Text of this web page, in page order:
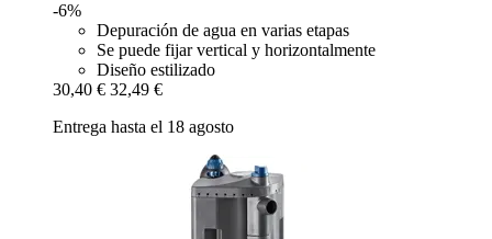
-6%
Depuración de agua en varias etapas
Se puede fijar vertical y horizontalmente
Diseño estilizado
30,40 € 32,49 €
Entrega hasta el 18 agosto